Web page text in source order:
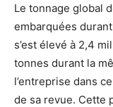
Le tonnage global
embarquées
s’est élevé à 2,4
tonnes durant la
l’entreprise dans
de sa revue. Cette